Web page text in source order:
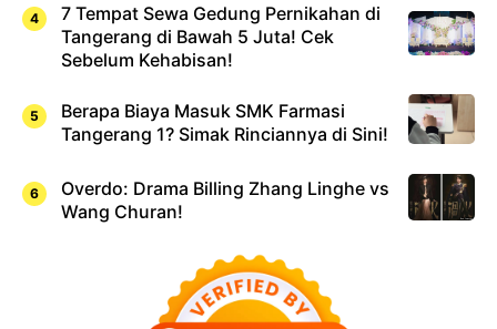
7 Tempat Sewa Gedung Pernikahan di
Tangerang di Bawah 5 Juta! Cek
Sebelum Kehabisan!
Berapa Biaya Masuk SMK Farmasi
Tangerang 1? Simak Rinciannya di Sini!
Overdo: Drama Billing Zhang Linghe vs
Wang Churan!